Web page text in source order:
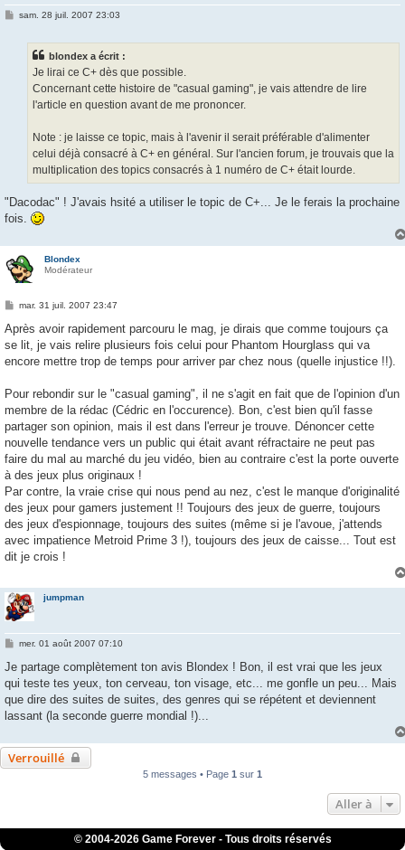
Msam. 28 juil. 2007 23:03
blondex a écrit :
Je lirai ce C+ dès que possible.
Concernant cette histoire de "casual gaming", je vais attendre de lire
l'article en question avant de me prononcer.
Note : je laisse ce topic, mais à l'avenir il serait préférable d'alimenter
celui déjà consacré à C+ en général. Sur l'ancien forum, je trouvais que la
multiplication des topics consacrés à 1 numéro de C+ était lourde.
"Dacodac" ! J'avais hsité a utiliser le topic de C+... Je le ferais la prochaine
fois.
Blondex
Modérateur
M
s
a
g
mar. 31 juil. 2007 23:47
Après avoir rapidement parcouru le mag, je dirais que comme toujours ça
se lit, je vais relire plusieurs fois celui pour Phantom Hourglass qui va
encore mettre trop de temps pour arriver par chez nous (quelle injustice !!).
Pour rebondir sur le "casual gaming", il ne s'agit en fait que de l'opinion d'un
membre de la rédac (Cédric en l'occurence). Bon, c'est bien qu'il fasse
partager son opinion, mais il est dans l'erreur je trouve. Dénoncer cette
nouvelle tendance vers un public qui était avant réfractaire ne peut pas
faire du mal au marché du jeu vidéo, bien au contraire c'est la porte ouverte
à des jeux plus originaux !
Par contre, la vraie crise qui nous pend au nez, c'est le manque d'originalité
des jeux pour gamers justement !! Toujours des jeux de guerre, toujours
des jeux d'espionnage, toujours des suites (même si je l'avoue, j'attends
avec impatience Metroid Prime 3 !), toujours des jeux de caisse... Tout est
dit je crois !
jumpman
M
s
a
g
mer. 01 août 2007 07:10
Je partage complètement ton avis Blondex ! Bon, il est vrai que les jeux
qui teste tes yeux, ton cerveau, ton visage, etc... me gonfle un peu... Mais
que dire des suites de suites, des genres qui se répétent et deviennent
lassant (la seconde guerre mondial !)...
Verrouillé
5 messages • Page 1 sur 1
Aller à
© 2004-2026 Game Forever - Tous droits réservés